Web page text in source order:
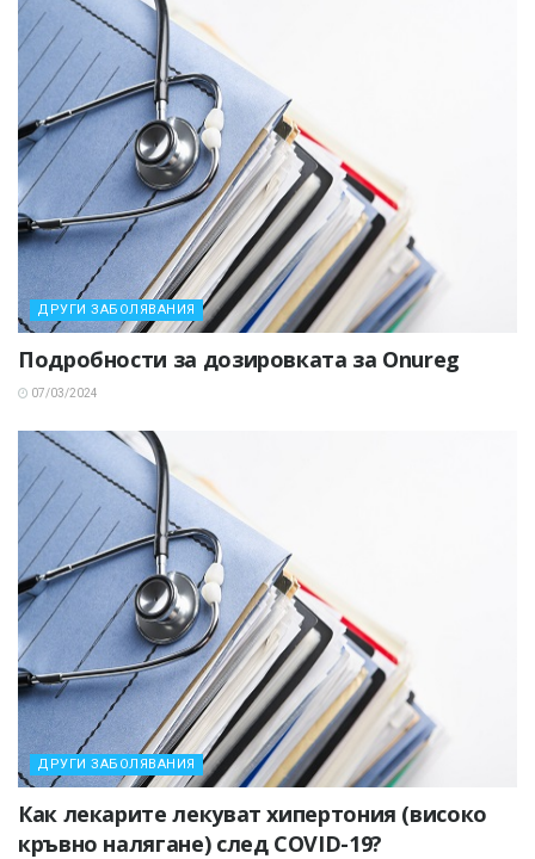
ДРУГИ ЗАБОЛЯВАНИЯ
Подробности за дозировката за Onureg
07/03/2024
ДРУГИ ЗАБОЛЯВАНИЯ
Как лекарите лекуват хипертония (високо
кръвно налягане) след COVID-19?